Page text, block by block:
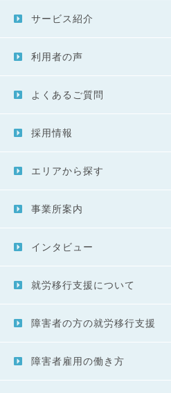
サービス紹介
利用者の声
よくあるご質問
採用情報
エリアから探す
事業所案内
インタビュー
就労移行支援について
障害者の方の就労移行支援
障害者雇用の働き方